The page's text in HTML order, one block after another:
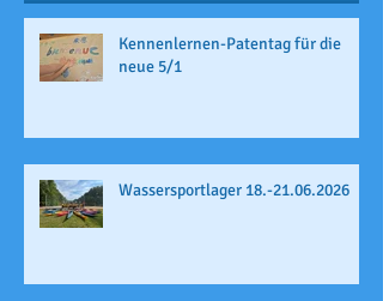
Kennenlernen-Patentag für die
neue 5/1
Wassersportlager 18.-21.06.2026